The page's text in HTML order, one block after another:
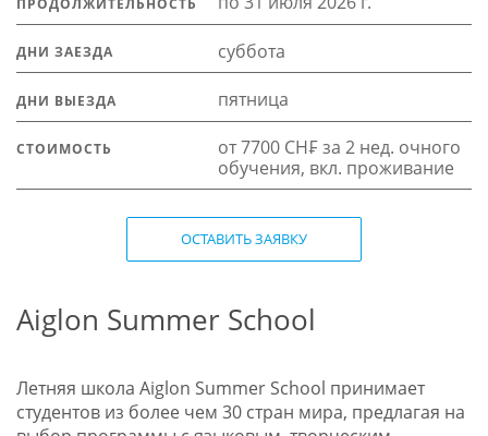
ПРОДОЛЖИТЕЛЬНОСТЬ
ДНИ ЗАЕЗДА суббота
ДНИ ВЫЕЗДА пятница
СТОИМОСТЬ
от 7700 CH₣ за 2 нед. очного
обучения, вкл. проживание
ОСТАВИТЬ ЗАЯВКУ
Aiglon Summer School
Летняя школа Aiglon Summer School принимает
студентов из более чем 30 стран мира, предлагая на